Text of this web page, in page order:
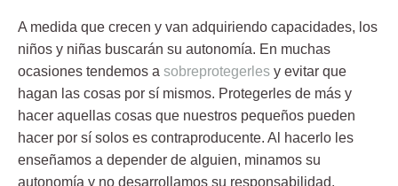
A medida que crecen y van adquiriendo capacidades, los
niños y niñas buscarán su autonomía. En muchas
ocasiones tendemos a sobreprotegerles y evitar que
hagan las cosas por sí mismos. Protegerles de más y
hacer aquellas cosas que nuestros pequeños pueden
hacer por sí solos es contraproducente. Al hacerlo les
enseñamos a depender de alguien, minamos su
autonomía y no desarrollamos su responsabilidad.